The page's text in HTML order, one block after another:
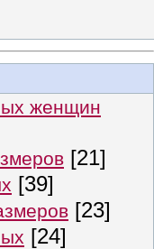
женщин
[21]
[39]
[23]
[24]